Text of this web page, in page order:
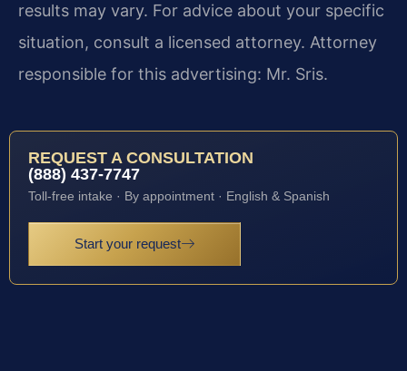
results may vary. For advice about your specific
situation, consult a licensed attorney. Attorney
responsible for this advertising: Mr. Sris.
REQUEST A CONSULTATION
(888) 437-7747
Toll-free intake · By appointment · English & Spanish
Start your request